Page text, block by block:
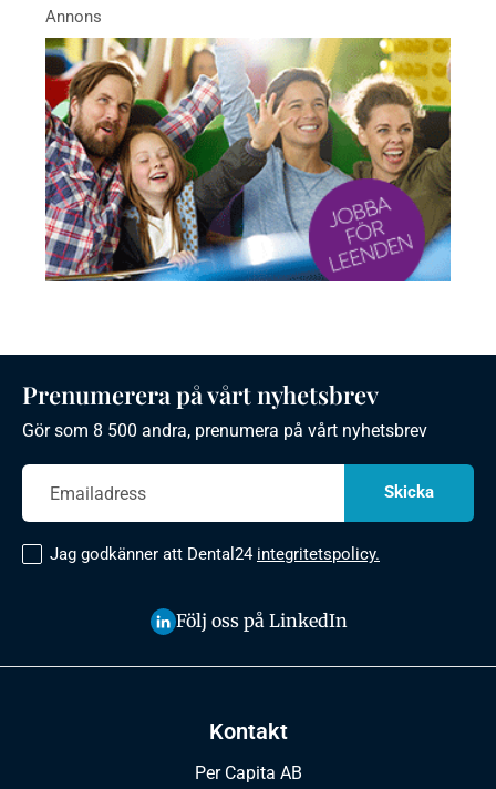
Kontakt
Per Capita AB
Prenumerera på vårt nyhetsbrev
Gör som 8 500 andra, prenumera på vårt nyhetsbrev
Jag godkänner att Dental24 integritetspolicy.
Följ oss på LinkedIn